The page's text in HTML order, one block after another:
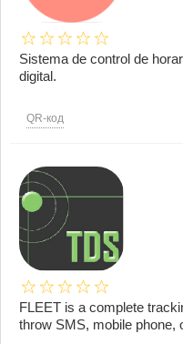
Sistema de control de
digital.
QR-код
FLEET is a complete
throw SMS, mobile phone,